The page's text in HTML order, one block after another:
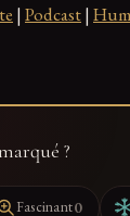
| Podcast|
?
Fascinant0